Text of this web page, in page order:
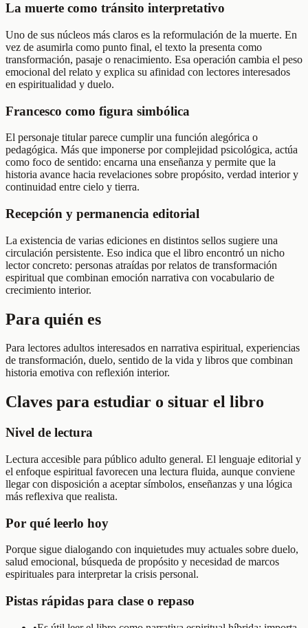
La muerte como tránsito interpretativo
Uno de sus núcleos más claros es la reformulación de la muerte. En
vez de asumirla como punto final, el texto la presenta como
transformación, pasaje o renacimiento. Esa operación cambia el peso
emocional del relato y explica su afinidad con lectores interesados
en espiritualidad y duelo.
Francesco como figura simbólica
El personaje titular parece cumplir una función alegórica o
pedagógica. Más que imponerse por complejidad psicológica, actúa
como foco de sentido: encarna una enseñanza y permite que la
historia avance hacia revelaciones sobre propósito, verdad interior y
continuidad entre cielo y tierra.
Recepción y permanencia editorial
La existencia de varias ediciones en distintos sellos sugiere una
circulación persistente. Eso indica que el libro encontró un nicho
lector concreto: personas atraídas por relatos de transformación
espiritual que combinan emoción narrativa con vocabulario de
crecimiento interior.
Para quién es
Para lectores adultos interesados en narrativa espiritual, experiencias
de transformación, duelo, sentido de la vida y libros que combinan
historia emotiva con reflexión interior.
Claves para estudiar o situar el libro
Nivel de lectura
Lectura accesible para público adulto general. El lenguaje editorial y
el enfoque espiritual favorecen una lectura fluida, aunque conviene
llegar con disposición a aceptar símbolos, enseñanzas y una lógica
más reflexiva que realista.
Por qué leerlo hoy
Porque sigue dialogando con inquietudes muy actuales sobre duelo,
salud emocional, búsqueda de propósito y necesidad de marcos
espirituales para interpretar la crisis personal.
Pistas rápidas para clase o repaso